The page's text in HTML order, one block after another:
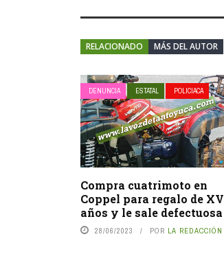
RELACIONADO MÁS DEL AUTOR
DENUNCIA ESTATAL POLICIACA
Compra cuatrimoto en
Coppel para regalo de XV
años y le sale defectuosa
28/06/2023 POR LA REDACCIÓN